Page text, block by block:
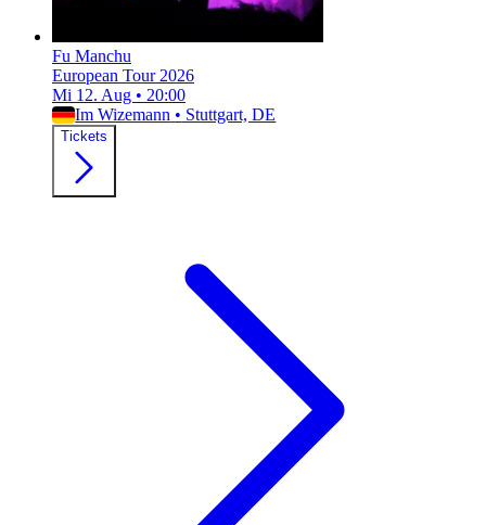
Fu Manchu
European Tour 2026
Mi 12. Aug • 20:00
Im Wizemann • Stuttgart, DE
Tickets